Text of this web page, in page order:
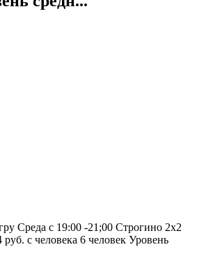
Среда с 19:00 -21;00 Строгино 2х2
руб. с человека 6 человек Уровень